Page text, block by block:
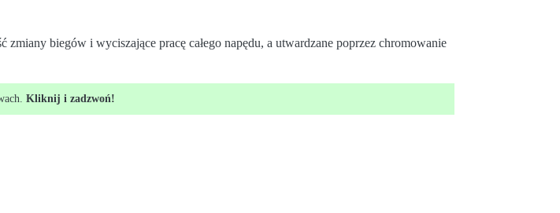
biegów i wyciszające pracę całego napędu, a utwardzane poprzez chromowanie
Kliknij i zadzwoń!